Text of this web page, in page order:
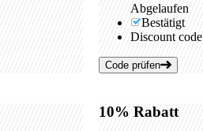
Abgelaufen
Bestätigt
Discount code
Code prüfen
10% Rabatt